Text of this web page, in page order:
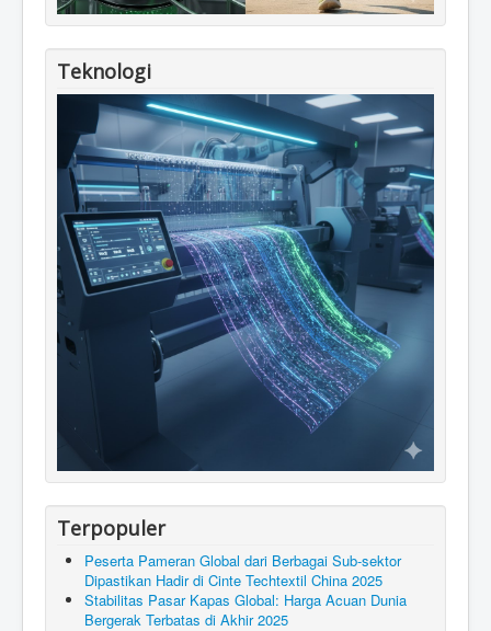
Teknologi
Terpopuler
Peserta Pameran Global dari Berbagai Sub-sektor
Dipastikan Hadir di Cinte Techtextil China 2025
Stabilitas Pasar Kapas Global: Harga Acuan Dunia
Bergerak Terbatas di Akhir 2025